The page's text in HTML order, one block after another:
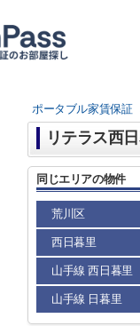
ポータブル家賃保証
リテラス西
同じエリアの物件
荒川区
西日暮里
山手線 西日暮里
山手線 日暮里